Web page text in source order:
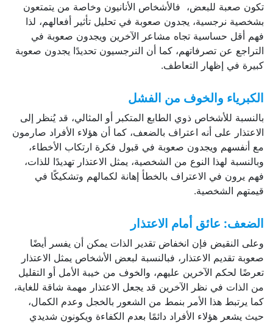
تكون صعبة للبعض، فالأشخاص الأنانيون وخاصة من يتمتعون
بشخصية نرجسية، يجدون صعوبة في تحليل تأثير أفعالهم، لذا
فهم أقل حساسية تجاه مشاعر الآخرين ويجدون صعوبة في
التراجع عن تصرفاتهم، كما أن النرجسيون تحديدًا يجدون صعوبة
كبيرة في إظهار التعاطف.
الكبرياء والخوف من الفشل
بالنسبة للأشخاص ذوي الطابع المتكبر أو المثالي، قد يُنظر إلى
الاعتذار على أنه اعتراف بالضعف، كما أن هؤلاء الأفراد صارمون
مع أنفسهم ويجدون صعوبة في قبول فكرة ارتكاب الأخطاء،
وبالنسبة لهذا النوع من الشخصية، يمثل الاعتذار تهديدًا للذات،
فهم يرون في الاعتراف بالخطأ إهانة لكمالهم وتشكيكًا في
قيمتهم الشخصية.
الضعف: عائق أمام الاعتذار
وعلى النقيض فإن انخفاض تقدير الذات يمكن أن يفسر أيضًا
صعوبة تقديم الاعتذار، فبالنسبة لبعض الأشخاص يمثل الاعتذار
تعرضًا لحكم الآخرين عليهم، والخوف من خيبة الأمل أو التقليل
من الذات في نظر الآخرين قد يجعل الاعتذار مهمة شاقة للغاية،
كما يرتبط هذا الأمر بنمط من الشعور بالخجل وعدم الكمال،
حيث يشعر هؤلاء الأفراد دائمًا بعدم الكفاءة ويكونون شديدي